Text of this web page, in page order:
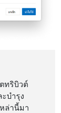
ทริบิวต์
บํารุง
ล่านี้มา